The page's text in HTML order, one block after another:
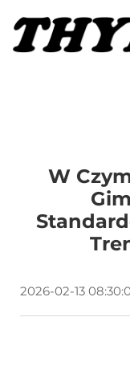
W
2026-02-13